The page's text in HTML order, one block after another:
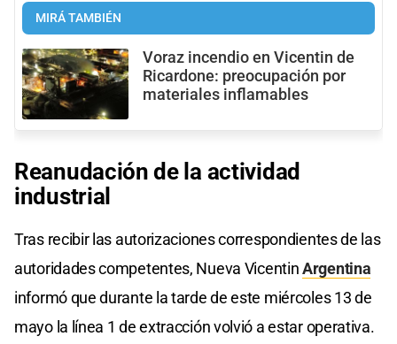
MIRÁ TAMBIÉN
Voraz incendio en Vicentin de
Ricardone: preocupación por
materiales inflamables
Reanudación de la actividad
industrial
Tras recibir las autorizaciones correspondientes de las
autoridades competentes, Nueva VicentinArgentina
informó que durante la tarde de este miércoles 13 de
mayo la línea 1 de extracción volvió a estar operativa.